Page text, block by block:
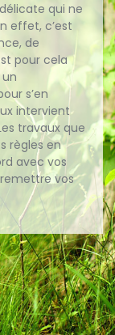
qui ne
effet, c’est
de
pour cela
s’en
intervient
travaux que
règles en
avec vos
remettre vos